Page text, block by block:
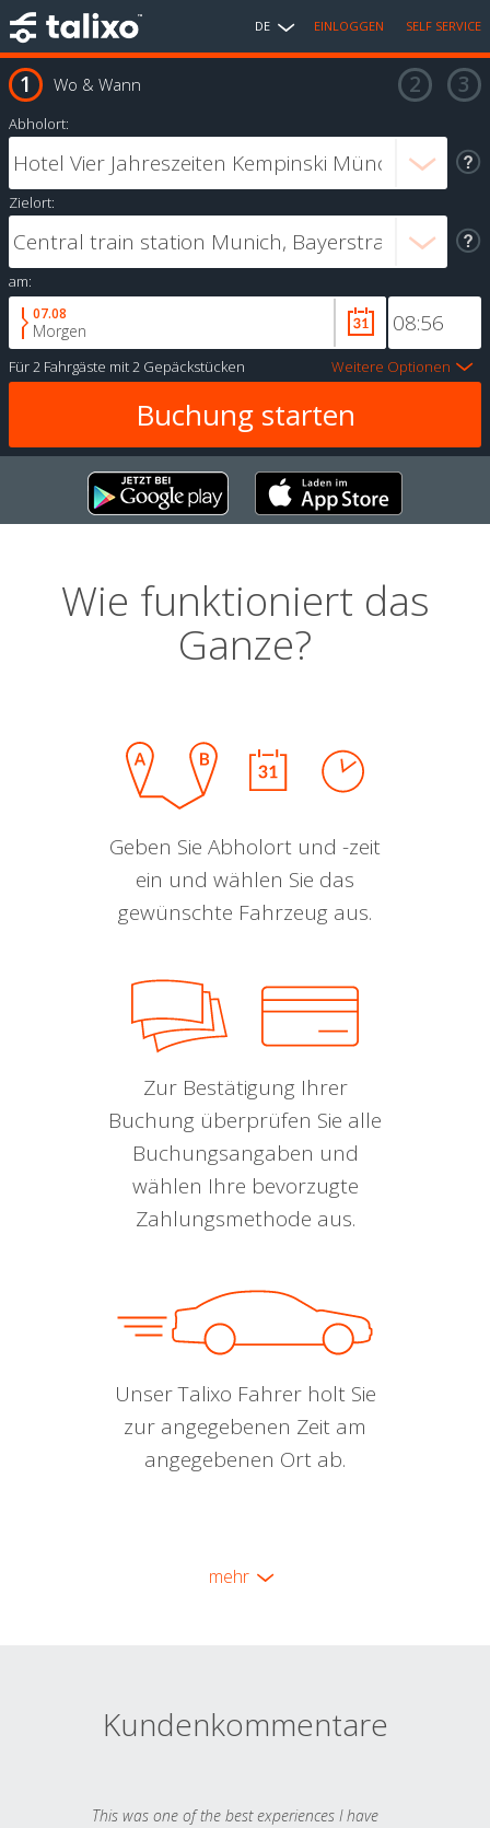
DE EINLOGGEN SELF SERVICE
Wo & Wann
Abholort:
Zielort:
am:
07.08
Morgen
Für2 Fahrgäste mit2 Gepäckstücken Weitere Optionen
Wie funktioniert das
Ganze?
Geben Sie Abholort und -zeit
ein und wählen Sie das
gewünschte Fahrzeug aus.
Zur Bestätigung Ihrer
Buchung überprüfen Sie alle
Buchungsangaben und
wählen Ihre bevorzugte
Zahlungsmethode aus.
Unser Talixo Fahrer holt Sie
zur angegebenen Zeit am
angegebenen Ort ab.
mehr
Kundenkommentare
This was one of the best experiences I have